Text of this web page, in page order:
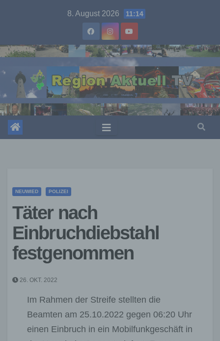
8. August 2026 11:14
NEUWIED POLIZEI
Täter nach
Einbruchdiebstahl
festgenommen
26. OKT. 2022
Im Rahmen der Streife stellten die
Beamten am 25.10.2022 gegen 06:20 Uhr
einen Einbruch in ein Mobilfunkgeschäft in